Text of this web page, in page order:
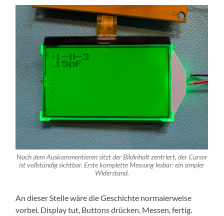
Nach dem Auskommentieren sitzt der Bildinhalt zentriert, der Cursor
ist vollständig sichtbar. Erste komplette Messung lesbar: ein simpler
Widerstand.
An dieser Stelle wäre die Geschichte normalerweise
vorbei. Display tut, Buttons drücken, Messen, fertig.